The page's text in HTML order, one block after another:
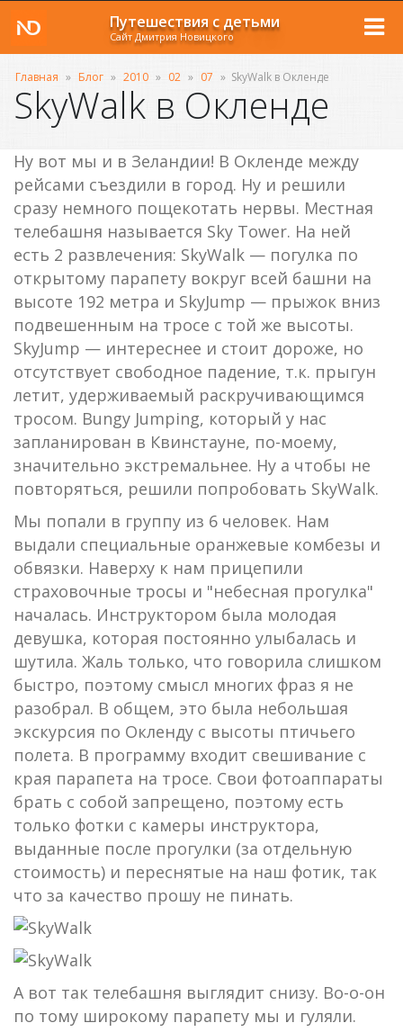
Путешествия с детьми
Сайт Дмитрия Новицкого
Главная » Блог » 2010 » 02 » 07 » SkyWalk в Окленде
SkyWalk в Окленде
Ну вот мы и в Зеландии! В Окленде между
рейсами съездили в город. Ну и решили
сразу немного пощекотать нервы. Местная
телебашня называется Sky Tower. На ней
есть 2 развлечения: SkyWalk — погулка по
открытому парапету вокруг всей башни на
высоте 192 метра и SkyJump — прыжок вниз
подвешенным на тросе с той же высоты.
SkyJump — интереснее и стоит дороже, но
отсутствует свободное падение, т.к. прыгун
летит, удерживаемый раскручивающимся
тросом. Bungy Jumping, который у нас
запланирован в Квинстауне, по-моему,
значительно экстремальнее. Ну а чтобы не
повторяться, решили попробовать SkyWalk.
Мы попали в группу из 6 человек. Нам
выдали специальные оранжевые комбезы и
обвязки. Наверху к нам прицепили
страховочные тросы и "небесная прогулка"
началась. Инструктором была молодая
девушка, которая постоянно улыбалась и
шутила. Жаль только, что говорила слишком
быстро, поэтому смысл многих фраз я не
разобрал. В общем, это была небольшая
экскурсия по Окленду с высоты птичьего
полета. В программу входит свешивание с
края парапета на тросе. Свои фотоаппараты
брать с собой запрещено, поэтому есть
только фотки с камеры инструктора,
выданные после прогулки (за отдельную
стоимость) и переснятые на наш фотик, так
что за качество прошу не пинать.
А вот так телебашня выглядит снизу. Во-о-он
по тому широкому парапету мы и гуляли.